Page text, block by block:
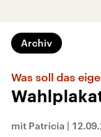
Archiv
Was soll das
mit Patricia |